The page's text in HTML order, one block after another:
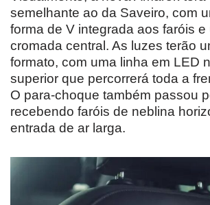
semelhante ao da Saveiro, com
forma de V integrada aos faróis e
cromada central. As luzes terão
formato, com uma linha em LED
superior que percorrerá toda a
O para-choque também passou
recebendo faróis de neblina
entrada de ar larga.